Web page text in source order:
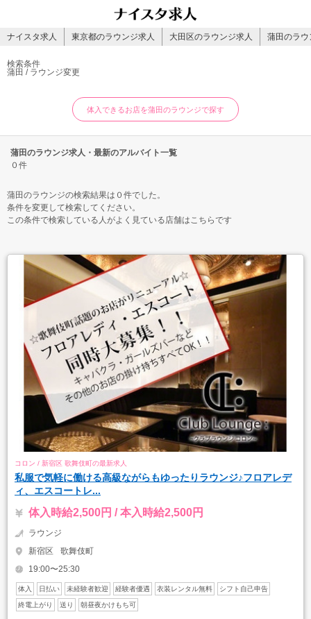
ナイスタ求人 東京都のラウンジ求人 大田区のラウンジ求人 蒲田のラウ
検索条件
蒲田 / ラウンジ変更
体入できるお店を蒲田のラウンジで探す
蒲田のラウンジ求人・最新のアルバイト一覧
０件
蒲田のラウンジの検索結果は０件でした。
条件を変更して検索してください。
この条件で検索している人がよく見ている店舗はこちらです
コロン / 新宿区 歌舞伎町の最新求人
私服で気軽に働ける高級ながらもゆったりラウンジ♪フロアレデ
ィ、エスコートレ...
体入時給2,500円 / 本入時給2,500円
ラウンジ
新宿区
歌舞伎町
19:00〜25:30
体入 日払い 未経験者歓迎 経験者優遇 衣装レンタル無料 シフト自己申告
終電上がり 送り 朝昼夜かけもち可